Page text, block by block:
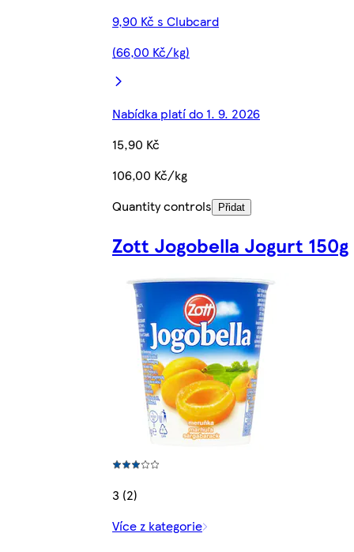
9,90 Kč s Clubcard
(66,00 Kč/kg)
Nabídka platí do 1. 9. 2026
15,90 Kč
106,00 Kč/kg
Quantity controls
Přidat
Zott Jogobella Jogurt 150g
3 (2)
Více z kategorie